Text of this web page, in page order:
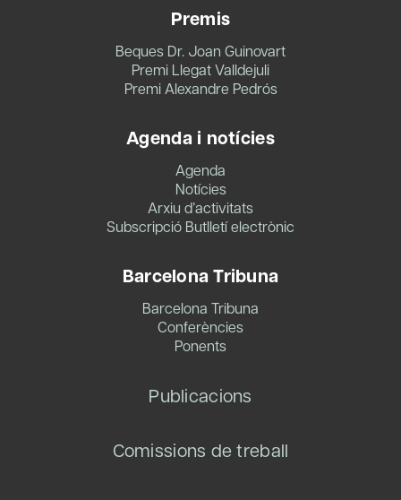
Premis
Beques Dr. Joan Guinovart
Premi Llegat Valldejuli
Premi Alexandre Pedrós
Agenda i notícies
Agenda
Notícies
Arxiu d’activitats
Subscripció Butlletí electrònic
Barcelona Tribuna
Barcelona Tribuna
Conferències
Ponents
Publicacions
Comissions de treball